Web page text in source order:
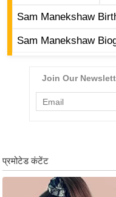
वु
ड
r
e
Sam Manekshaw
Sam Manekshaw